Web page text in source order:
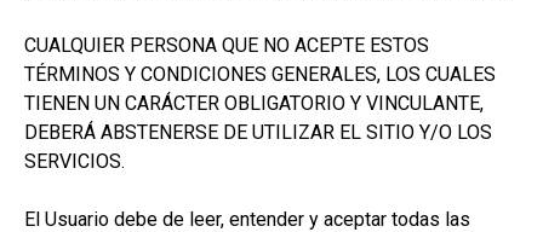
CUALQUIER PERSONA QUE NO ACEPTE ESTOS
TÉRMINOS Y CONDICIONES GENERALES, LOS CUALES
TIENEN UN CARÁCTER OBLIGATORIO Y VINCULANTE,
DEBERÁ ABSTENERSE DE UTILIZAR EL SITIO Y/O LOS
SERVICIOS.
El Usuario debe de leer, entender y aceptar todas las